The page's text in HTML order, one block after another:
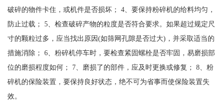
破碎的物件卡住，或机件是否损坏； 4、要保持粉碎机的给料均匀，
防止过载； 5、检查破碎产物的粒度是否符合要求。如果超过规定尺
寸的颗粒过多，应当找出原因(如筛网孔隙是否过大)，并采取适当的
措施消除； 6、粉碎机停车时，要检查紧固螺栓是否牢固，易磨损部
位的磨损程度如何； 7、磨损了的部件，应及时更换或修复； 8、粉
碎机的保险装置，要保持良好状态，绝不可为省事而使保险装置失
效。